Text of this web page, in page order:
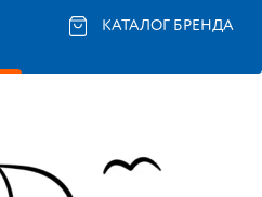
КАТАЛОГ БРЕНДА